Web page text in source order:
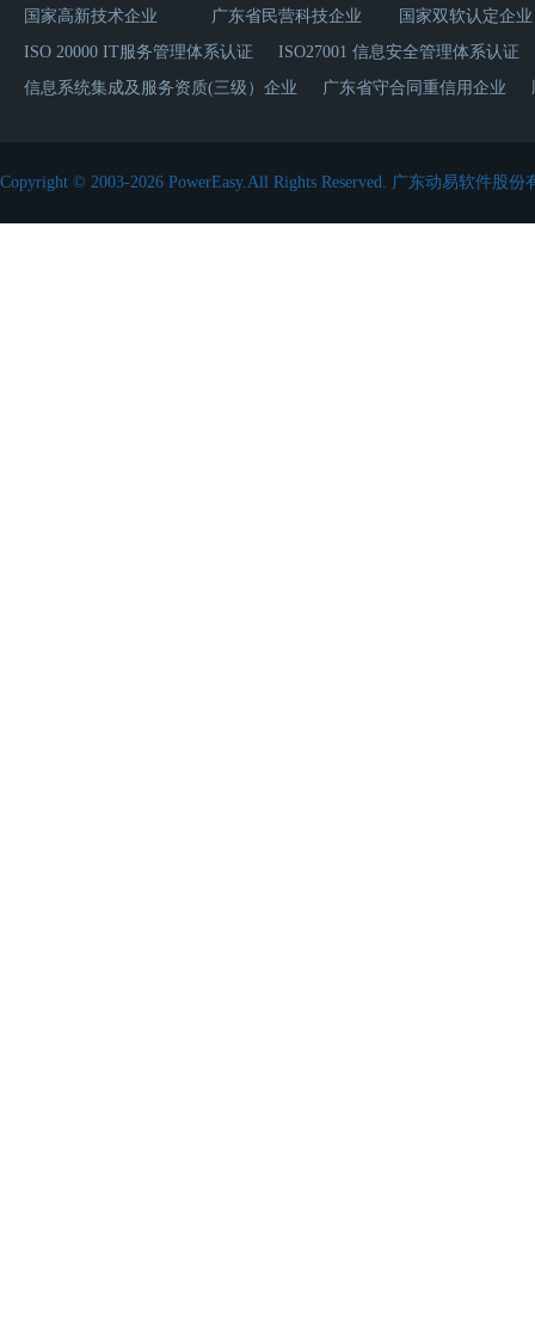
国家高新技术企业 广东省民营科技企业
国家双软认定企业
ISO 20000 IT服务管理体系认证
ISO27001 信息安全管理体系认证
信息系统集成及服务资质(三级）企业
广东省守合同重信用企业
Copyright © 2003-2026 PowerEasy.All Rights Reserved. 广东动易软件股份